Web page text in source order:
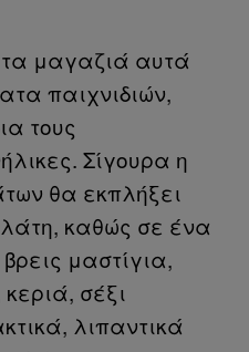
μαγαζιά αυτά
παιχνιδιών,
τους
Σίγουρα η
θα εκπλήξει
καθώς σε ένα
μαστίγια,
σέξι
λιπαντικά